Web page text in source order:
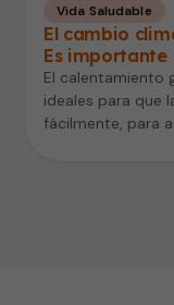
Vida Saludable
El cambio
Es importante
El calentamiento
ideales para que
fácilmente, para